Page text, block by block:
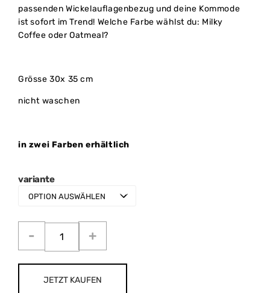
passenden Wickelauflagenbezug und deine Kommode
ist sofort im Trend! Welche Farbe wählst du: Milky
Coffee oder Oatmeal?
Grösse 30x 35 cm
nicht waschen
in zwei Farben erhältlich
variante
JETZT KAUFEN